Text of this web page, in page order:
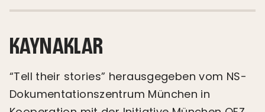
KAYNAKLAR
“Tell their stories” herausgegeben vom NS-
Dokumentationszentrum München in